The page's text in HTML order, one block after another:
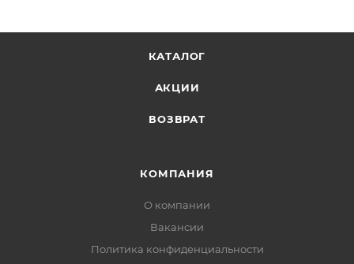
КАТАЛОГ
АКЦИИ
ВОЗВРАТ
КОМПАНИЯ
О компании
Вакансии
Политика конфиденциальности